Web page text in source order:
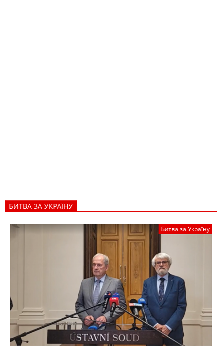
БИТВА ЗА УКРАЇНУ
Битва за Україну